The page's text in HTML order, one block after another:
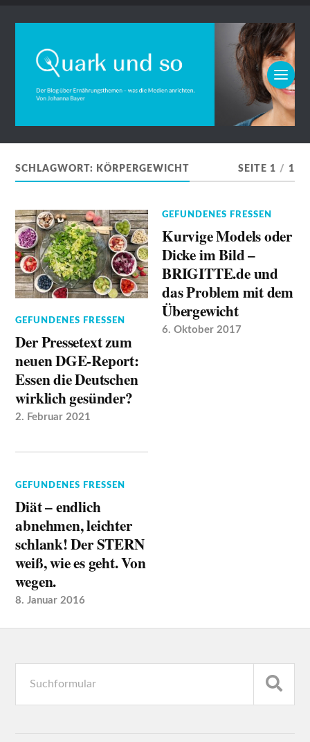
SCHLAGWORT: KÖRPERGEWICHT SEITE 1 / 1
GEFUNDENES FRESSEN
Der Pressetext zum
neuen DGE-Report:
Essen die Deutschen
wirklich gesünder?
2. Februar 2021
GEFUNDENES FRESSEN
Kurvige Models oder
Dicke im Bild –
BRIGITTE.de und
das Problem mit dem
Übergewicht
6. Oktober 2017
GEFUNDENES FRESSEN
Diät – endlich
abnehmen, leichter
schlank! Der STERN
weiß, wie es geht. Von
wegen.
8. Januar 2016